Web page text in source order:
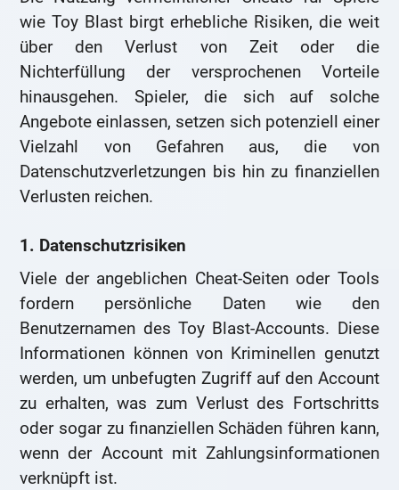
wie Toy Blast birgt erhebliche Risiken, die weit
über den Verlust von Zeit oder die
Nichterfüllung der versprochenen Vorteile
hinausgehen. Spieler, die sich auf solche
Angebote einlassen, setzen sich potenziell einer
Vielzahl von Gefahren aus, die von
Datenschutzverletzungen bis hin zu finanziellen
Verlusten reichen.
1. Datenschutzrisiken
Viele der angeblichen Cheat-Seiten oder Tools
fordern persönliche Daten wie den
Benutzernamen des Toy Blast-Accounts. Diese
Informationen können von Kriminellen genutzt
werden, um unbefugten Zugriff auf den Account
zu erhalten, was zum Verlust des Fortschritts
oder sogar zu finanziellen Schäden führen kann,
wenn der Account mit Zahlungsinformationen
verknüpft ist.